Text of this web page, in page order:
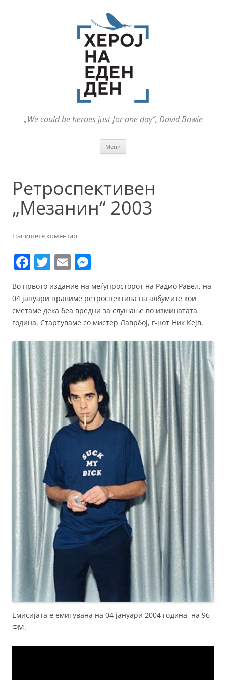
„We could be heroes just for one day“, David Bowie
Мени
Ретроспективен
„Мезанин“ 2003
Напишете коментар
F
c
e
b
o
o
k
T
itt
er
E
ai
l
ss
e
n
g
er
Во првото издание на меѓупросторот на Радио Равел, на
04 јануари правиме ретроспектива на албумите кои
сметаме дека беа вредни за слушање во изминатата
година. Стартуваме со мистер Лаврбој, г-нот Ник Кејв.
Емисијата е емитувана на 04 јануари 2004 година, на 96
ФМ.